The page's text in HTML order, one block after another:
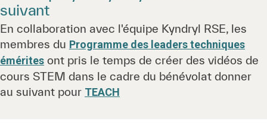
suivant
En collaboration avec l'équipe Kyndryl RSE, les
membres du Programme des leaders techniques
émérites ont pris le temps de créer des vidéos de
cours STEM dans le cadre du bénévolat donner
au suivant pour TEACH